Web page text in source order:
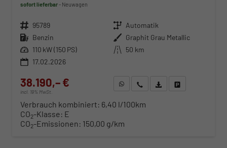
sofort lieferbar Neuwagen
Fahrzeugnr. 95789 Getriebe Automatik
Kraftstoff Benzin Außenfarbe Graphit Grau Metallic
Leistung 110 kW (150 PS) Kilometerstand 50 km
17.02.2026
38.190,– €
incl. 19% MwSt.
WhatsApp anfragen
Wir rufen Sie anFahrzeugexposé (PDF)
Verbrauch kombiniert: 6,40 l/100km
CO2-Klasse: E
CO2-Emissionen: 150,00 g/km